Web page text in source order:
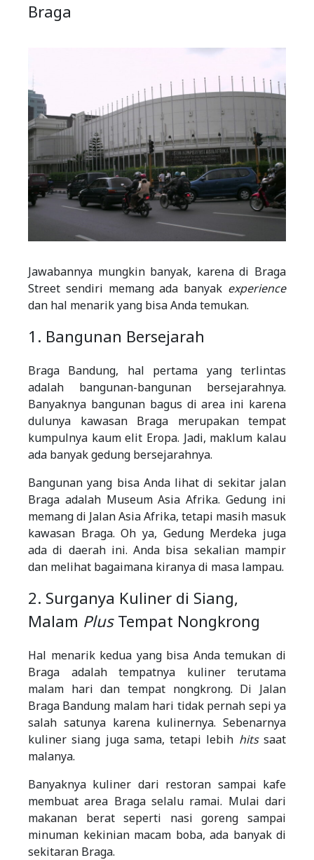
Braga
Jawabannya mungkin banyak, karena di Braga
Street sendiri memang ada banyak experience
dan hal menarik yang bisa Anda temukan.
1. Bangunan Bersejarah
Braga Bandung, hal pertama yang terlintas
adalah bangunan-bangunan bersejarahnya.
Banyaknya bangunan bagus di area ini karena
dulunya kawasan Braga merupakan tempat
kumpulnya kaum elit Eropa. Jadi, maklum kalau
ada banyak gedung bersejarahnya.
Bangunan yang bisa Anda lihat di sekitar jalan
Braga adalah Museum Asia Afrika. Gedung ini
memang di Jalan Asia Afrika, tetapi masih masuk
kawasan Braga. Oh ya, Gedung Merdeka juga
ada di daerah ini. Anda bisa sekalian mampir
dan melihat bagaimana kiranya di masa lampau.
2. Surganya Kuliner di Siang,
Malam Plus Tempat Nongkrong
Hal menarik kedua yang bisa Anda temukan di
Braga adalah tempatnya kuliner terutama
malam hari dan tempat nongkrong. Di Jalan
Braga Bandung malam hari tidak pernah sepi ya
salah satunya karena kulinernya. Sebenarnya
kuliner siang juga sama, tetapi lebih hitssaat
malanya.
Banyaknya kuliner dari restoran sampai kafe
membuat area Braga selalu ramai. Mulai dari
makanan berat seperti nasi goreng sampai
minuman kekinian macam boba, ada banyak di
sekitaran Braga.